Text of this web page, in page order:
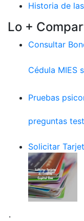
Historia de
Lo +
Consultar
Cédula MIES
Pruebas
preguntas test
Solicitar
.